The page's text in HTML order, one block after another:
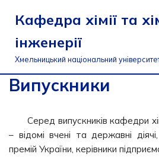
Перейти
до
вмісту
Кафедра хімії та
інженерії
Хмельницький національний
Випускники
Серед випускників кафедри
– відомі вчені та державні
премій України, керівники